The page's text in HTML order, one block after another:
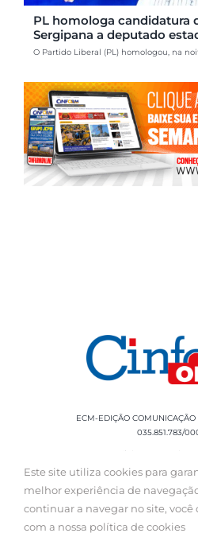
PL homologa candidatura
Sergipana a deputado
O Partido Liberal (PL) homologou, na
ECM-EDIÇÃO
035.851.783/
Rua Sílvio Cesar Leite,
Aracaju, SE, CEP:
Este site utiliza cookies para
melhor experiência de
continuar a navegar no site, você
com a nossa política de cookies